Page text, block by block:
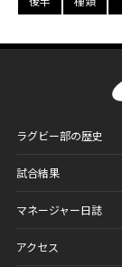
ラグビー部の歴史
試合結果
マネージャー日誌
アクセス